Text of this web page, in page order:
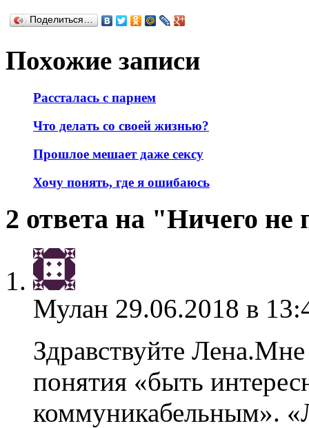
Поделиться…
Похожие записи
Рассталась с парнем
Что делать со своей жизнью?
Прошлое мешает даже сексу
Хочу понять, где я ошибаюсь
2 ответа на "Ничего не
Мулан 29.06.2018 в
Здравствуйте
понятия «быть
коммуникабельным».